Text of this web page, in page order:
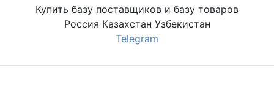
Купить базу поставщиков и базу товаров
Россия Казахстан Узбекистан
Telegram